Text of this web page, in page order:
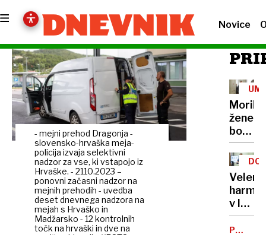
Novice
- mejni prehod Dragonja -
slovensko-hrvaška meja-
policija izvaja selektivni
nadzor za vse, ki vstapojo iz
Hrvaške. - 2110.2023 –
ponovni začasni nadzor na
mejnih prehodih - uvedba
deset dnevnega nadzora na
mejah s Hrvaško in
Madžarsko - 12 kontrolnih
točk na hrvaški in dve na
žene
bo
sedel
21
let
v lov
na
nov